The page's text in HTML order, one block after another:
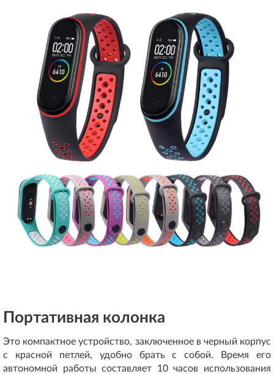
Портативная колонка
Это компактное устройство, заключенное в черный корпус
с красной петлей, удобно брать с собой. Время его
автономной работы составляет 10 часов использования